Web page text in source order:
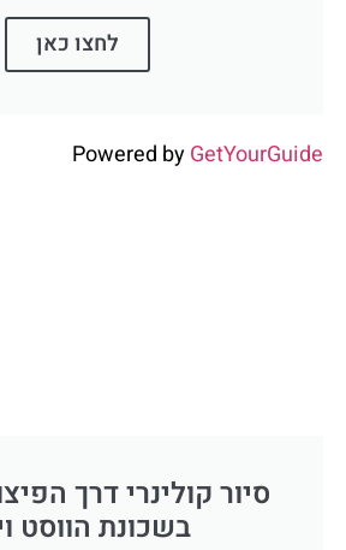
לחצו כאן
Powered byGetYourGuide
סיור קולינרי דרך
בשכונת הווסט